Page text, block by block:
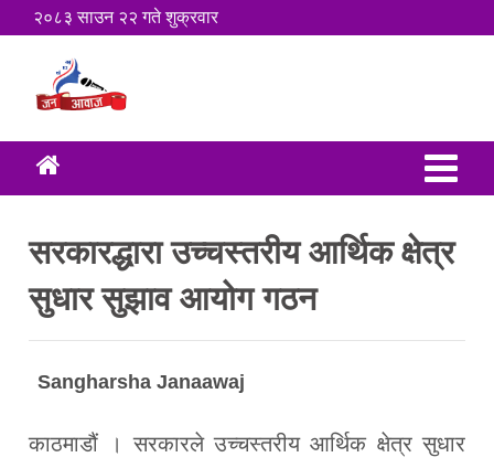
२०८३ साउन २२ गते शुक्रवार
सरकारद्धारा उच्चस्तरीय आर्थिक क्षेत्र
सुधार सुझाव आयोग गठन
Sangharsha Janaawaj
काठमाडौं । सरकारले उच्चस्तरीय आर्थिक क्षेत्र सुधार